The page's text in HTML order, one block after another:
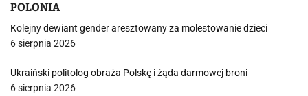
POLONIA
Kolejny dewiant gender aresztowany za molestowanie dzieci
6 sierpnia 2026
Ukraiński politolog obraża Polskę i żąda darmowej broni
6 sierpnia 2026